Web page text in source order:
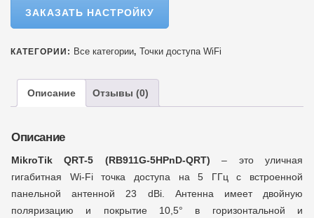
ЗАКАЗАТЬ НАСТРОЙКУ
КАТЕГОРИИ: Все категории, Точки доступа WiFi
Описание Отзывы (0)
Описание
MikroTik QRT-5 (RB911G-5HPnD-QRT) – это уличная
гигабитная Wi-Fi точка доступа на 5 ГГц с встроенной
панельной антенной 23 dBi. Антенна имеет двойную
поляризацию и покрытие 10,5° в горизонтальной и